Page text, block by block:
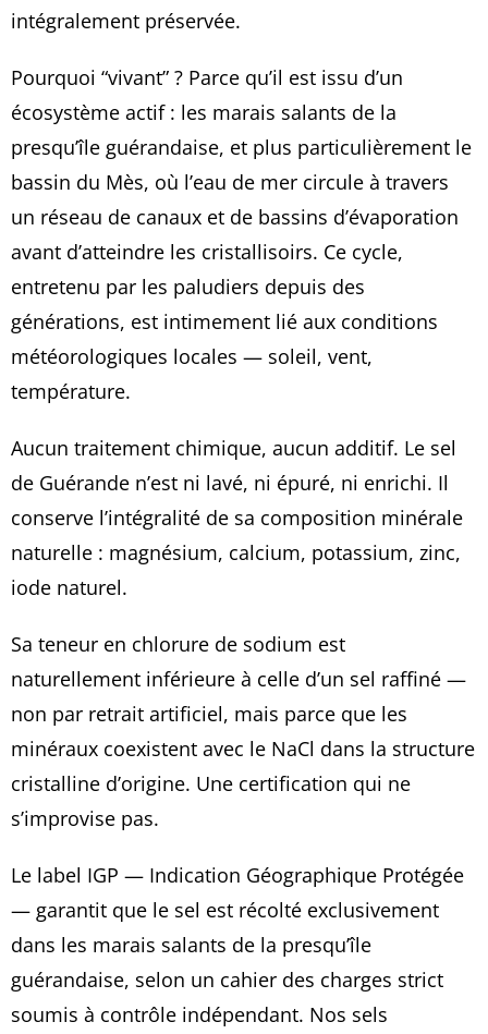
intégralement préservée.
Pourquoi “vivant” ? Parce qu’il est issu d’un
écosystème actif : les marais salants de la
presqu’île guérandaise, et plus particulièrement le
bassin du Mès, où l’eau de mer circule à travers
un réseau de canaux et de bassins d’évaporation
avant d’atteindre les cristallisoirs. Ce cycle,
entretenu par les paludiers depuis des
générations, est intimement lié aux conditions
météorologiques locales — soleil, vent,
température.
Aucun traitement chimique, aucun additif. Le sel
de Guérande n’est ni lavé, ni épuré, ni enrichi. Il
conserve l’intégralité de sa composition minérale
naturelle : magnésium, calcium, potassium, zinc,
iode naturel.
Sa teneur en chlorure de sodium est
naturellement inférieure à celle d’un sel raffiné —
non par retrait artificiel, mais parce que les
minéraux coexistent avec le NaCl dans la structure
cristalline d’origine. Une certification qui ne
s’improvise pas.
Le label IGP — Indication Géographique Protégée
— garantit que le sel est récolté exclusivement
dans les marais salants de la presqu’île
guérandaise, selon un cahier des charges strict
soumis à contrôle indépendant. Nos sels